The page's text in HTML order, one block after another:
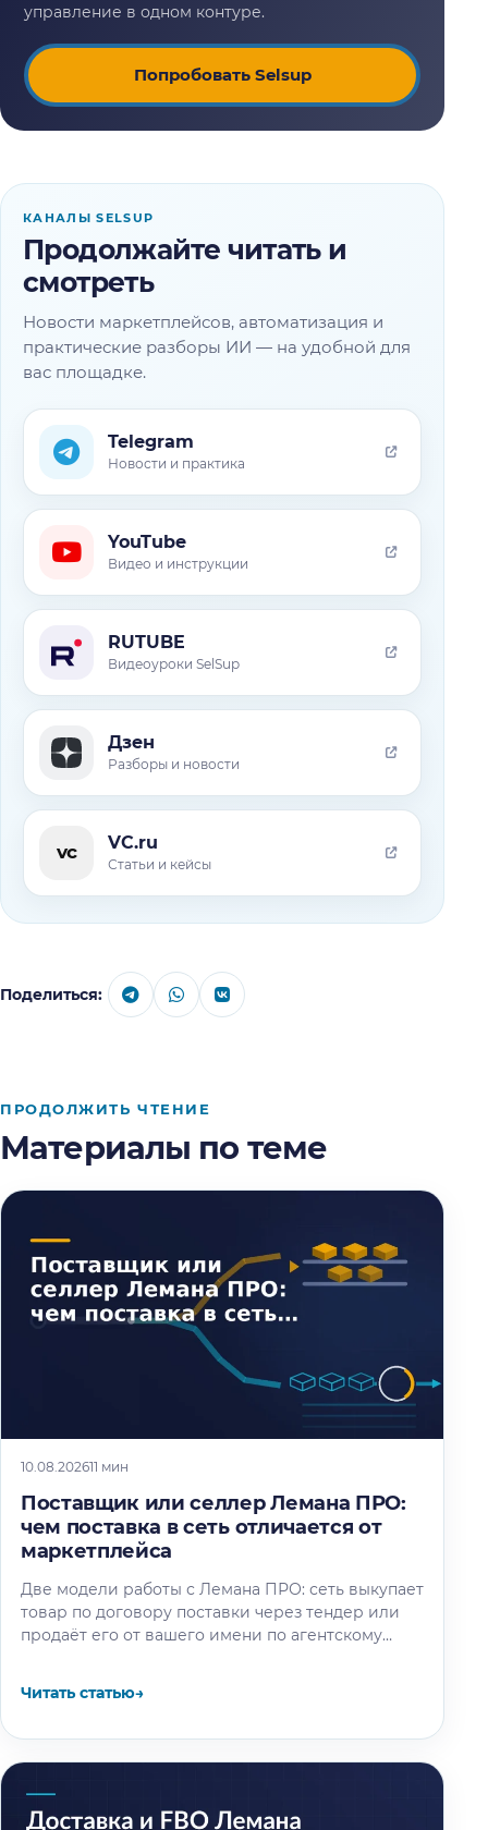
Попробовать Selsup
КАНАЛЫ SELSUP
Продолжайте читать и
смотреть
Новости маркетплейсов, автоматизация и
практические разборы ИИ — на удобной для
вас площадке.
Telegram
Новости и практика
YouTube
Видео и инструкции
RUTUBE
Видеоуроки SelSup
Дзен
Разборы и новости
vc VC.ru
Статьи и кейсы
Поделиться:
ПРОДОЛЖИТЬ ЧТЕНИЕ
Материалы по теме
10.08.202611 мин
Поставщик или селлер Лемана ПРО:
чем поставка в сеть отличается от
маркетплейса
Две модели работы с Лемана ПРО: сеть выкупает
товар по договору поставки через тендер или
продаёт его от вашего имени по агентскому
Читать статью→